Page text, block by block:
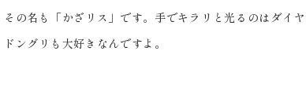
その名も「かざリス」です。手でキラリと光るのはダイヤ
ドングリも大好きなんですよ。